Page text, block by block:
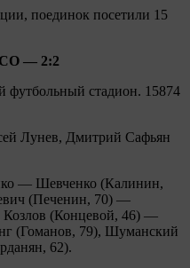
поединок посетили 15
— 2:2
стадион. 15874
Лунев, Дмитрий Сафьян
— Шевченко (Калинин,
(Печенин, 70) —
Козлов (Концевой, 46) —
(Гоманов, 79), Шуманский
62).